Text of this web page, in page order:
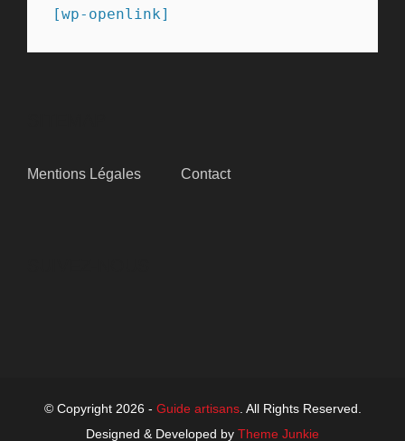
[wp-openlink]
Mentions Légales Contact
© Copyright 2026 - Guide artisans. All Rights Reserved.
Designed & Developed by Theme Junkie